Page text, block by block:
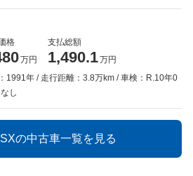
格
万円
支払総額
1,490.1万円
1991年
走行距離：3.8万km
車検：R.10年0
なし
の中古車一覧を見る